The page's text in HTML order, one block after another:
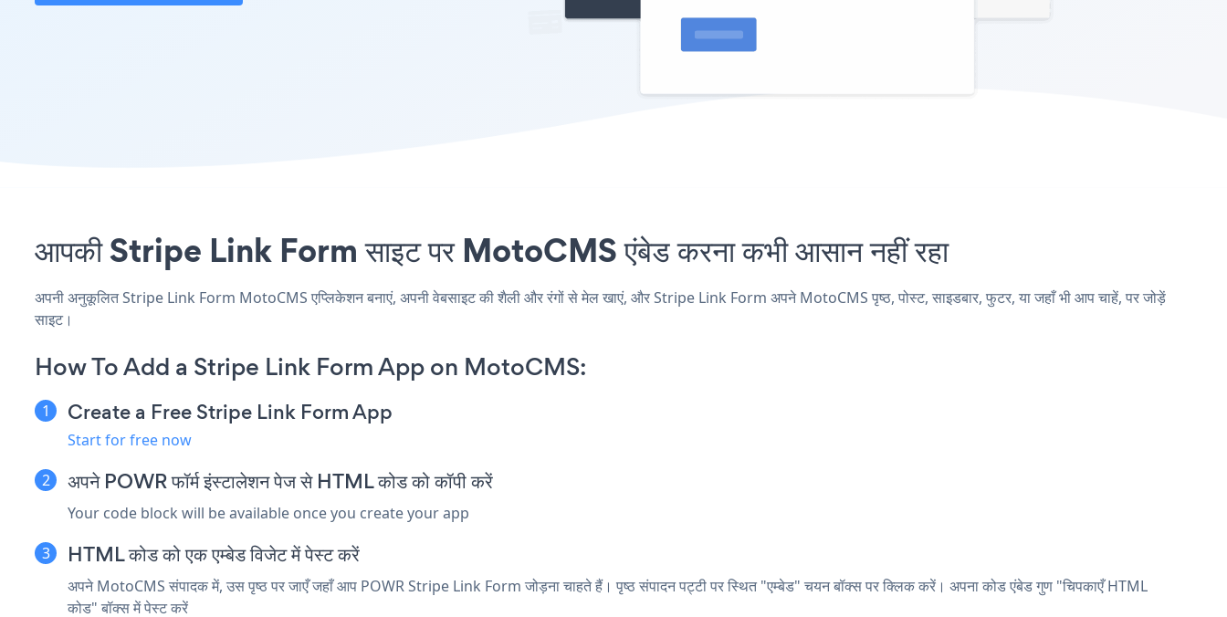
आपकी Stripe Link Form साइट पर MotoCMS एंबेड करना कभी आसान नहीं रहा
अपनी अनुकूलित Stripe Link Form MotoCMS एप्लिकेशन बनाएं, अपनी वेबसाइट की शैली और रंगों से मेल खाएं, और Stripe Link Form अपने MotoCMS पृष्ठ, पोस्ट, साइडबार, फुटर, या जहाँ भी आप चाहें, पर जोड़ें
साइट।
How To Add a Stripe Link Form App on MotoCMS:
Create a Free Stripe Link Form App
Start for free now
अपने POWR फॉर्म इंस्टालेशन पेज से HTML कोड को कॉपी करें
Your code block will be available once you create your app
HTML कोड को एक एम्बेड विजेट में पेस्ट करें
अपने MotoCMS संपादक में, उस पृष्ठ पर जाएँ जहाँ आप POWR Stripe Link Form जोड़ना चाहते हैं। पृष्ठ संपादन पट्टी पर स्थित "एम्बेड" चयन बॉक्स पर क्लिक करें। अपना कोड एंबेड गुण "चिपकाएँ HTML
कोड" बॉक्स में पेस्ट करें